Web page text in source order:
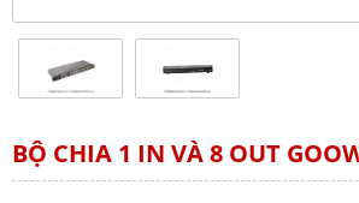
BỘ CHIA 1 IN VÀ 8 OUT